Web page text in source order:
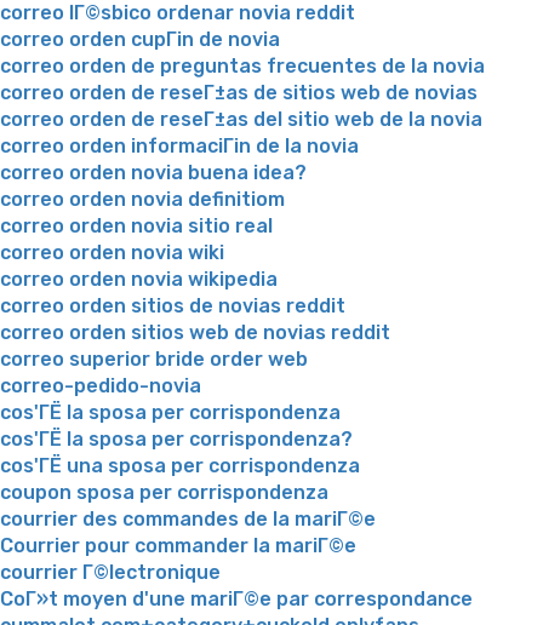
correo lГ©sbico ordenar novia reddit
correo orden cupГіn de novia
correo orden de preguntas frecuentes de la novia
correo orden de reseГ±as de sitios web de novias
correo orden de reseГ±as del sitio web de la novia
correo orden informaciГіn de la novia
correo orden novia buena idea?
correo orden novia definitiom
correo orden novia sitio real
correo orden novia wiki
correo orden novia wikipedia
correo orden sitios de novias reddit
correo orden sitios web de novias reddit
correo superior bride order web
correo-pedido-novia
cos'ГЁ la sposa per corrispondenza
cos'ГЁ la sposa per corrispondenza?
cos'ГЁ una sposa per corrispondenza
coupon sposa per corrispondenza
courrier des commandes de la mariГ©e
Courrier pour commander la mariГ©e
courrier Г©lectronique
CoГ»t moyen d'une mariГ©e par correspondance